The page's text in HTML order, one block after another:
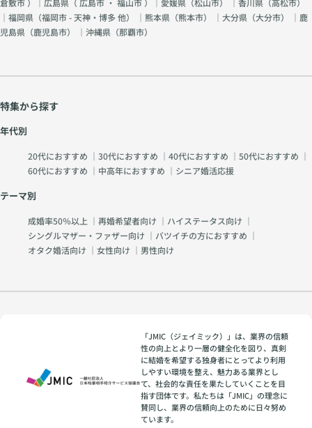
倉敷市 ）｜広島県（ 広島市 ・ 福山市 ）｜愛媛県（松山市） ｜香川県（高松市）
｜福岡県（福岡市 - 天神・博多 他） ｜熊本県（熊本市） ｜大分県（大分市） ｜鹿
児島県（鹿児島市） ｜沖縄県（那覇市）
特集から探す
年代別
20代におすすめ ｜ 30代におすすめ ｜ 40代におすすめ ｜ 50代におすすめ ｜
60代におすすめ ｜ 中高年におすすめ ｜ シニア婚活応援
テーマ別
成婚率50％以上 ｜ 再婚希望者向け ｜ ハイステータス向け ｜
シングルマザー・ファザー向け ｜ バツイチの方におすすめ ｜
オタク婚活向け ｜ 女性向け ｜ 男性向け
「JMIC（ジェイミック）」は、業界の信頼
性の向上とより一層の健全化を図り、真剣
に結婚を希望する独身者にとってより利用
しやすい環境を整え、魅力ある業界とし
て、社会的な責任を果たしていくことを目
指す団体です。私たちは「JMIC」の理念に
賛同し、業界の信頼向上のために日々努め
ています。